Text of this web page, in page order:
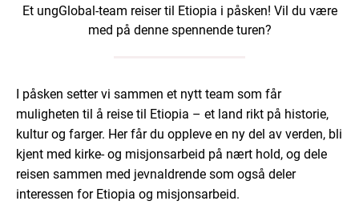
Et ungGlobal-team reiser til Etiopia i påsken! Vil du være
med på denne spennende turen?
I påsken setter vi sammen et nytt team som får
muligheten til å reise til Etiopia – et land rikt på historie,
kultur og farger. Her får du oppleve en ny del av verden, bli
kjent med kirke- og misjonsarbeid på nært hold, og dele
reisen sammen med jevnaldrende som også deler
interessen for Etiopia og misjonsarbeid.